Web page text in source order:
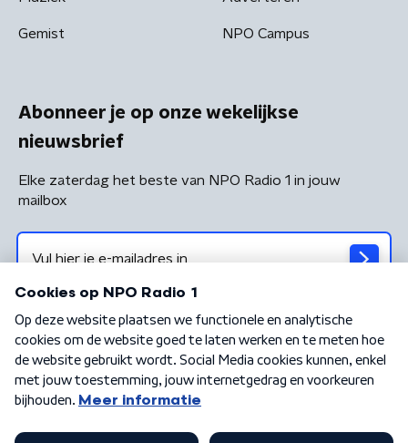
Gemist NPO Campus
Abonneer je op onze wekelijkse
nieuwsbrief
Elke zaterdag het beste van NPO Radio 1 in jouw
mailbox
Algemene voorwaarden